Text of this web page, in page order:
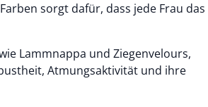
sorgt dafür, dass jede Frau das
Lammnappa und Ziegenvelours,
Atmungsaktivität und ihre